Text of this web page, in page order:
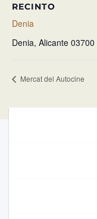
RECINTO
Denia
Denia, Alicante 03700
Mercat del Autocine